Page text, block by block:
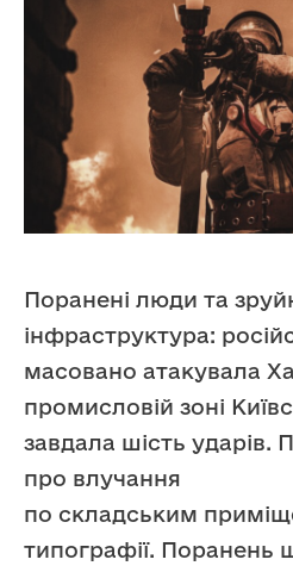
Поранені люди та
інфраструктура:
масовано атакувала
промисловій зоні
завдала шість ударів.
про влучання
по складським
типографії. Поранень